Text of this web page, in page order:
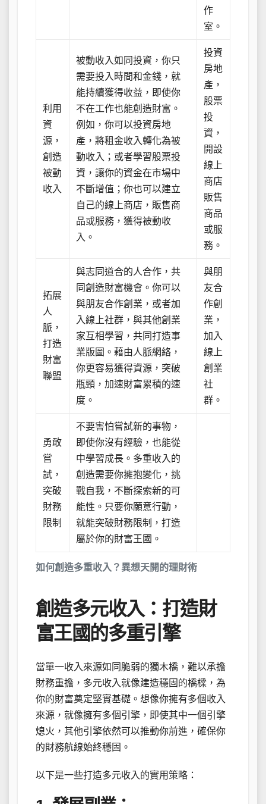
如何創造多重收入？異想天開的理財術
作
室。
利用
資
源，
創造
被動
收入
被動收入如同投資，你只
需要投入時間和金錢，就
能持續獲得收益，即使你
不在工作也能創造財富。
例如，你可以投資房地
產，將租金收入轉化為被
動收入；或者學習股票投
資，讓你的資金在市場中
不斷增值；你也可以建立
自己的線上商店，販售商
品或服務，獲得被動收
入。
投資
房地
產，
股票
投
資，
開設
線上
商店
販售
商品
或服
務。
拓展
人
脈，
打造
財富
聯盟
與志同道合的人合作，共
同創造財富機會。你可以
與朋友合作創業，或者加
入線上社群，與其他創業
家互相學習，共同打造事
業版圖。藉由人脈網絡，
你更容易獲得資源，突破
瓶頸，加速財富累積的速
度。
與朋
友合
作創
業，
加入
線上
創業
社
群。
勇敢
嘗
試，
突破
財務
限制
不要害怕嘗試新的事物，
即使你沒有經驗，也能從
中學習成長。多重收入的
創造需要你擁抱變化，挑
戰自我，不斷探索新的可
能性。只要你願意行動，
就能突破財務限制，打造
屬於你的財富王國。
創造多元收入：打造財
富王國的多重引擎
當單一收入來源如同脆弱的獨木橋，難以承擔
財務重擔，多元收入就像建造穩固的橋樑，為
你的財富奠定堅實基礎。想像你擁有多個收入
來源，就像擁有多個引擎，即使其中一個引擎
熄火，其他引擎依然可以推動你前進，確保你
的財務航線始終穩固。
以下是一些打造多元收入的實用策略：